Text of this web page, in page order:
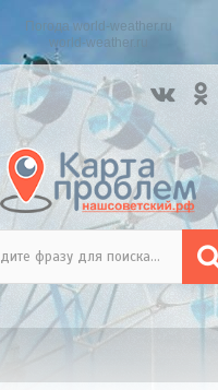
Погода world-weather.ru
world-weather.ru